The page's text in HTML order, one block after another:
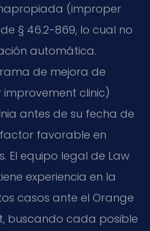
(improper
§ 46.2-869, lo cual no
automática.
de mejora de
clinic)
antes de su fecha de
favorable en
El equipo legal de Law
experiencia en la
casos ante el Orange
buscando cada posible